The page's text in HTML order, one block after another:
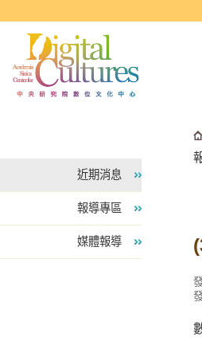
近期消息
報導專區
媒體報導